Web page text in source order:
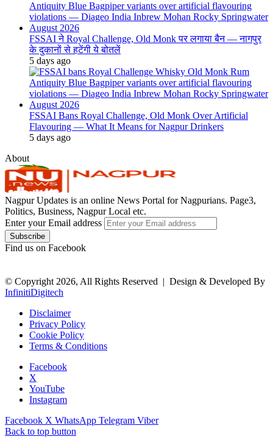
FSSAI ने Royal Challenge, Old Monk पर लगाया बैन — नागपुर
के दुकानों से हटेंगी ये बोतलें
5 days ago
FSSAI Bans Royal Challenge, Old Monk Over Artificial
Flavouring — What It Means for Nagpur Drinkers
5 days ago
About
Nagpur Updates is an online News Portal for Nagpurians. Page3,
Politics, Business, Nagpur Local etc.
Enter your Email address
Find us on Facebook
© Copyright 2026, All Rights Reserved | Design & Developed By
InfinitiDigitech
Disclaimer
Privacy Policy
Cookie Policy
Terms & Conditions
Facebook
X
YouTube
Instagram
Facebook X WhatsApp Telegram Viber
Back to top button